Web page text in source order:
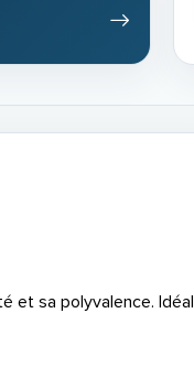
et sa polyvalence. Idéal